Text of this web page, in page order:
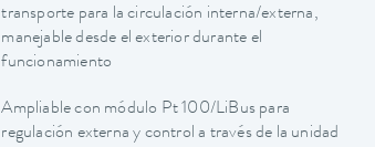
transporte para la circulación interna/externa,
manejable desde el exterior durante el
funcionamiento
Ampliable con módulo Pt 100/LiBus para
regulación externa y control a través de la unidad